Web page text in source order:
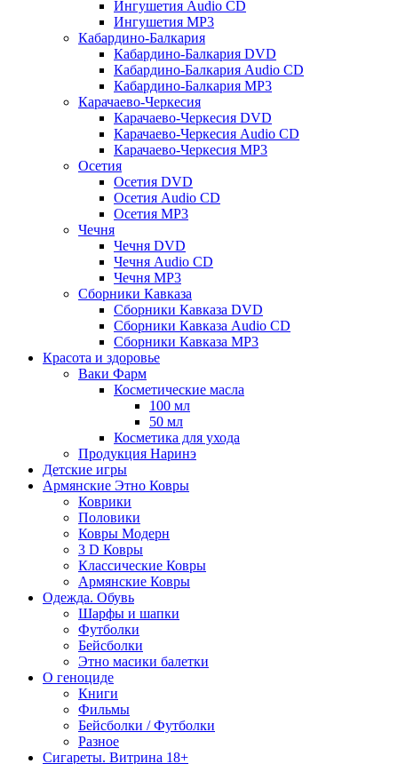
Ингушетия Audio CD
Ингушетия MP3
Кабардино-Балкария
Кабардино-Балкария DVD
Кабардино-Балкария Audio CD
Кабардино-Балкария MP3
Карачаево-Черкесия
Карачаево-Черкесия DVD
Карачаево-Черкесия Audio CD
Карачаево-Черкесия MP3
Осетия
Осетия DVD
Осетия Audio CD
Осетия MP3
Чечня
Чечня DVD
Чечня Audio CD
Чечня MP3
Сборники Кавказа
Сборники Кавказа DVD
Сборники Кавказа Audio CD
Сборники Кавказа MP3
Красота и здоровье
Ваки Фарм
Косметические масла
100 мл
50 мл
Косметика для ухода
Продукция Наринэ
Детские игры
Армянские Этно Ковры
Коврики
Половики
Ковры Модерн
3 D Ковры
Классические Ковры
Армянские Ковры
Одежда. Обувь
Шарфы и шапки
Футболки
Бейсболки
Этно масики балетки
О геноциде
Книги
Фильмы
Бейсболки / Футболки
Разное
Сигареты. Витрина 18+